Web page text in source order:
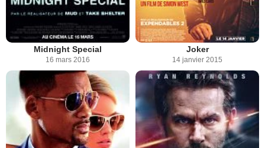
Midnight Special
16 mars 2016
Joker
14 janvier 2015